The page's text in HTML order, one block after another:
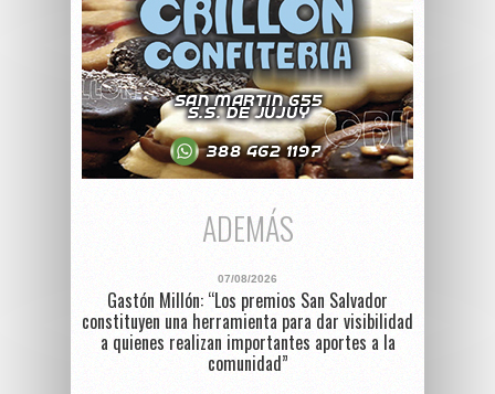
ADEMÁS
07/08/2026
Gastón Millón: “Los premios San Salvador
constituyen una herramienta para dar visibilidad
a quienes realizan importantes aportes a la
comunidad”